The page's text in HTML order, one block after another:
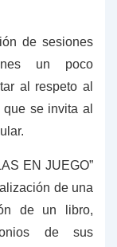
de sesiones
un poco
al respeto al
que se invita al
EN JUEGO”
de una
de un libro,
de sus